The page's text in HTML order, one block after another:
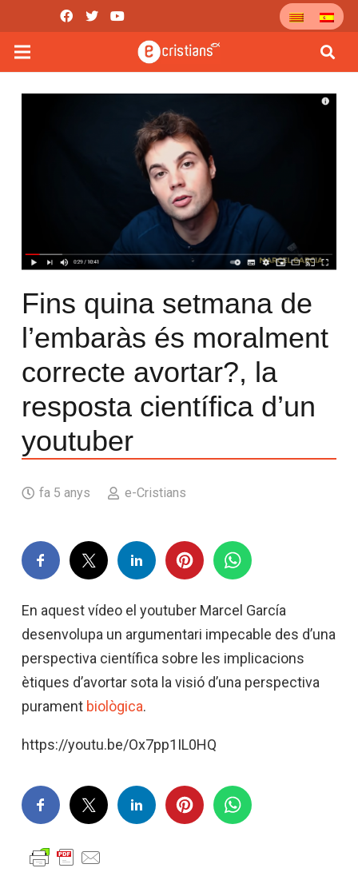
Fins quina setmana de
l’embaràs és moralment
correcte avortar?, la
resposta científica d’un
youtuber
fa 5 anys e-Cristians
En aquest vídeo el youtuber Marcel García
desenvolupa un argumentari impecable des d’una
perspectiva científica sobre les implicacions
ètiques d’avortar sota la visió d’una perspectiva
purament biològica.
https://youtu.be/Ox7pp1IL0HQ